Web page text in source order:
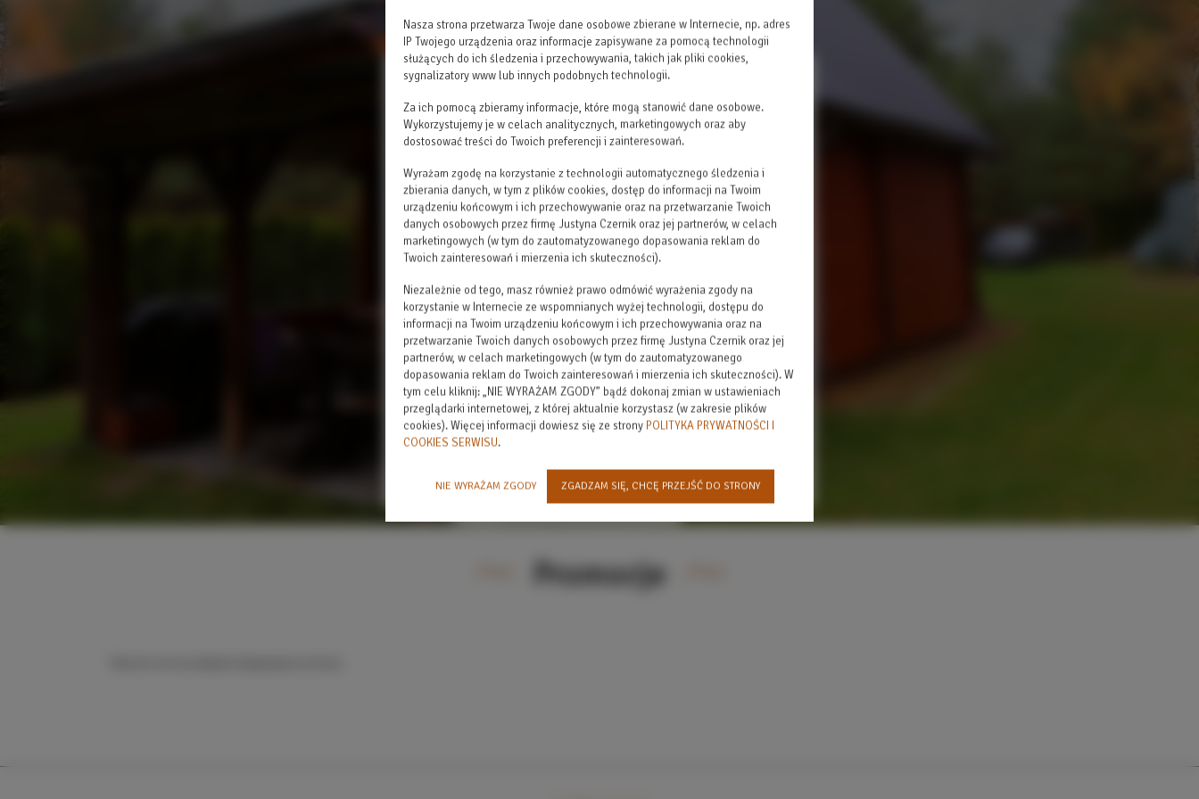
Promocje
Nasza strona przetwarza Twoje dane osobowe zbierane w Internecie, np. adres
IP Twojego urządzenia oraz informacje zapisywane za pomocą technologii
służących do ich śledzenia i przechowywania, takich jak pliki cookies,
sygnalizatory www lub innych podobnych technologii.
Za ich pomocą zbieramy informacje, które mogą stanowić dane osobowe.
Wykorzystujemy je w celach analitycznych, marketingowych oraz aby
dostosować treści do Twoich preferencji i zainteresowań.
Wyrażam zgodę na korzystanie z technologii automatycznego śledzenia i
zbierania danych, w tym z plików cookies, dostęp do informacji na Twoim
urządzeniu końcowym i ich przechowywanie oraz na przetwarzanie Twoich
danych osobowych przez firmę Justyna Czernik oraz jej partnerów, w celach
marketingowych (w tym do zautomatyzowanego dopasowania reklam do
Twoich zainteresowań i mierzenia ich skuteczności).
Niezależnie od tego, masz również prawo odmówić wyrażenia zgody na
korzystanie w Internecie ze wspomnianych wyżej technologii, dostępu do
informacji na Twoim urządzeniu końcowym i ich przechowywania oraz na
przetwarzanie Twoich danych osobowych przez firmę Justyna Czernik oraz jej
partnerów, w celach marketingowych (w tym do zautomatyzowanego
dopasowania reklam do Twoich zainteresowań i mierzenia ich skuteczności). W
tym celu kliknij: „NIE WYRAŻAM ZGODY” bądź dokonaj zmian w ustawieniach
przeglądarki internetowej, z której aktualnie korzystasz (w zakresie plików
cookies). Więcej informacji dowiesz się ze strony POLITYKA PRYWATNOŚCI I
COOKIES SERWISU.
NIE WYRAŻAM ZGODY ZGADZAM SIĘ, CHCĘ PRZEJŚĆ DO STRONY